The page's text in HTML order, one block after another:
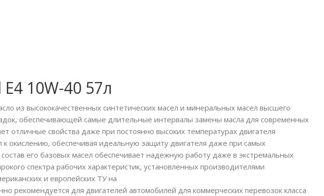
10W-40 57л
из высококачественных синтетических масел и минеральных масел высшего
обеспечивающей самые длительные интервалы замены масла для современных
отличные свойства даже при постоянно высоких температурах двигателя
к окислению, обеспечивая идеальную защиту двигателя даже при самых
его базовых масел обеспечивает надежную работу даже в экстремальных
спектра рабочих характеристик, установленных производителями
и европейских ТУ на
рекомендуется для двигателей автомобилей для коммерческих перевозок класса